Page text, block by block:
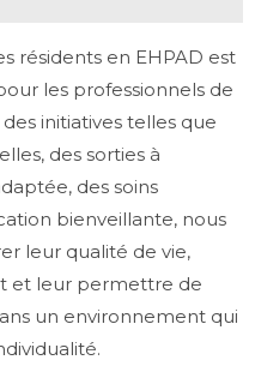
résidents en EHPAD est
les professionnels de
initiatives telles que
des sorties à
des soins
bienveillante, nous
leur qualité de vie,
et leur permettre de
un environnement qui